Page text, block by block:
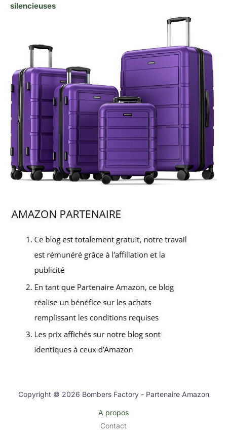
silencieuses
Copyright © 2026 Bombers Factory - Partenaire Amazon
A propos
Contact